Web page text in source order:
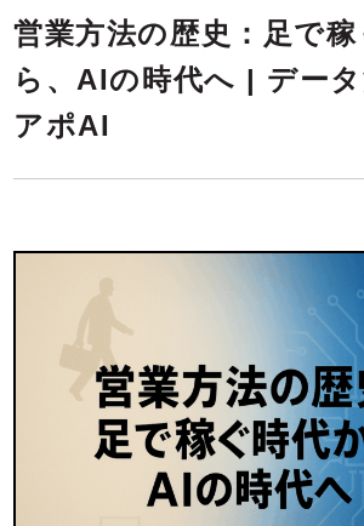
営業方法の歴史：足で
ら、AIの時代へ | デー
アポAI